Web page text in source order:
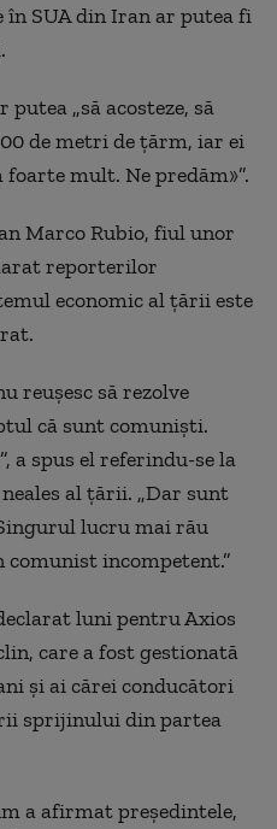
în SUA din Iran ar putea fi
„să acosteze, să
de metri de țărm, iar ei
mult. Ne predăm»”.
Marco Rubio, fiul unor
reporterilor
economic al țării este
reușesc să rezolve
că sunt comuniști.
a spus el referindu-se la
al țării. „Dar sunt
lucru mai rău
comunist incompetent.”
luni pentru Axios
care a fost gestionată
și ai cărei conducători
sprijinului din partea
a afirmat președintele,